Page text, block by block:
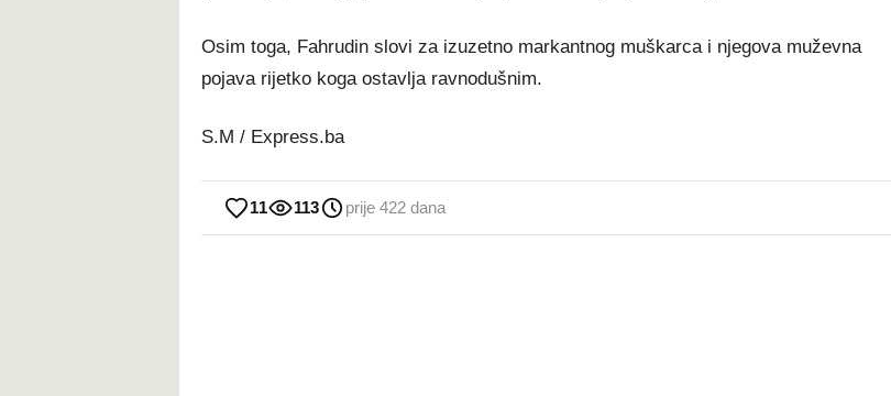
Osim toga, Fahrudin slovi za izuzetno markantnog muškarca i njegova muževna
pojava rijetko koga ostavlja ravnodušnim.
S.M / Express.ba
11 113 prije 422 dana